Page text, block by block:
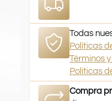
Todas
Políticas
Términos
Políticas
Compra